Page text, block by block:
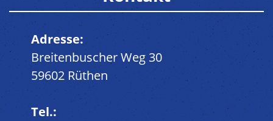
Adresse:
Breitenbuscher Weg 30
59602 Rüthen
Tel.: